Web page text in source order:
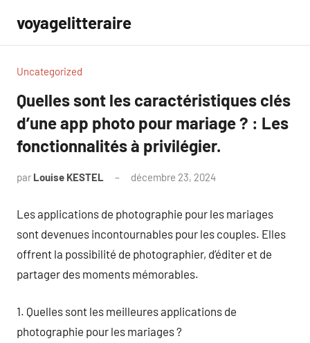
contenu
voyagelitteraire
Uncategorized
Quelles sont les caractéristiques clés
d’une app photo pour mariage ? : Les
fonctionnalités à privilégier.
par Louise KESTEL décembre 23, 2024
Les applications de photographie pour les mariages
sont devenues incontournables pour les couples. Elles
offrent la possibilité de photographier, d’éditer et de
partager des moments mémorables.
1. Quelles sont les meilleures applications de
photographie pour les mariages ?